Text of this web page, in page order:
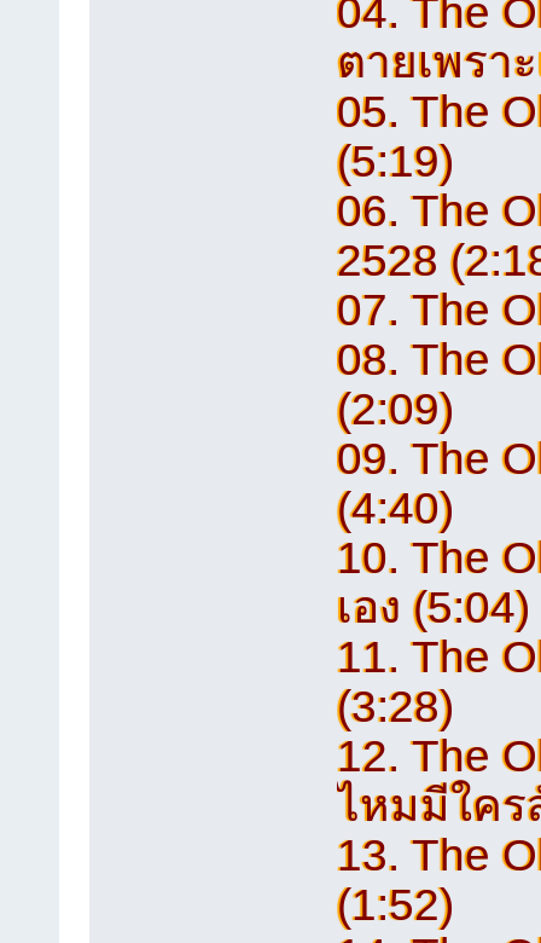
04. The
ตายเพรา
05. The
(5:19)
06. The
2528
07. The
08. The
(2:09)
09. The
(4:40)
10. The
เอง (5:04)
11. The
(3:28)
12. The
ไหมมีใคร
13. The
(1:52)